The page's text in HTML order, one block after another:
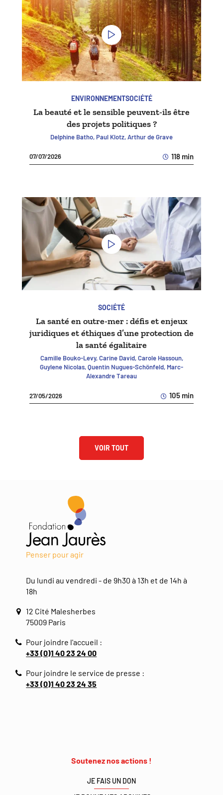
ENVIRONNEMENTSOCIÉTÉ
La beauté et le sensible peuvent-ils être
des projets politiques ?
Delphine Batho, Paul Klotz, Arthur de Grave
07/07/2026 118 min
SOCIÉTÉ
La santé en outre-mer : défis et enjeux
juridiques et éthiques d’une protection de
la santé égalitaire
Camille Bouko-Levy, Carine David, Carole Hassoun,
Guylene Nicolas, Quentin Nugues-Schönfeld, Marc-
Alexandre Tareau
27/05/2026 105 min
VOIR TOUT
Penser pour agir
Du lundi au vendredi - de 9h30 à 13h et de 14h à
18h
12 Cité Malesherbes
75009 Paris
Pour joindre l'accueil :
+33 (0)1 40 23 24 00
Pour joindre le service de presse :
+33 (0)1 40 23 24 35
Soutenez nos actions !
JE FAIS UN DON